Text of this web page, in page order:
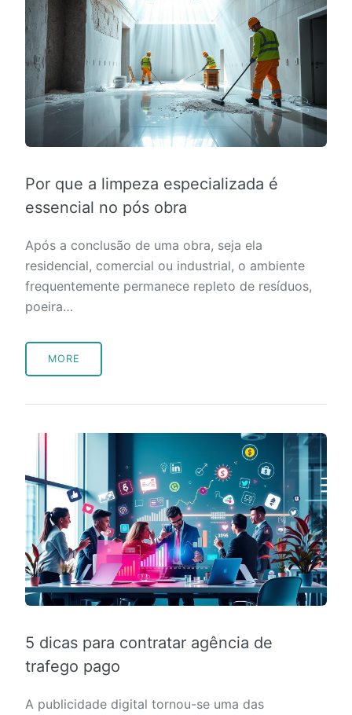
Por que a limpeza especializada é
essencial no pós obra
Após a conclusão de uma obra, seja ela
residencial, comercial ou industrial, o ambiente
frequentemente permanece repleto de resíduos,
poeira…
MORE
5 dicas para contratar agência de
trafego pago
A publicidade digital tornou-se uma das